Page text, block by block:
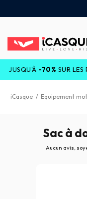
-70%SUR LES
iCasque / Equipement
Sac à
Aucun avis,